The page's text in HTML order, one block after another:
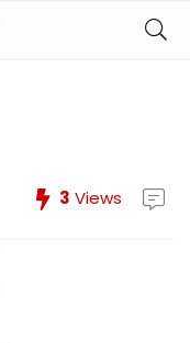
3 Views